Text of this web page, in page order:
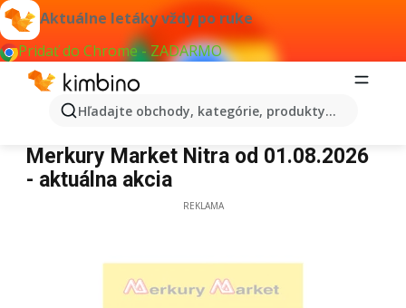
Aktuálne letáky vždy po ruke
Pridať do Chrome - ZADARMO
Hľadajte obchody, kategórie, produkty...
Merkury Market Nitra
Merkury Market Nitra od 01.08.2026
- aktuálna akcia
REKLAMA